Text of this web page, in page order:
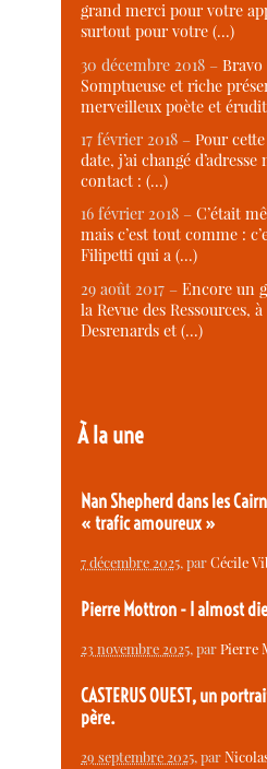
grand merci pour votre
surtout pour votre (…)
30 décembre 2018 –Bravo
Somptueuse et riche
merveilleux poète et
17 février 2018 –Pour
date, j’ai changé d’adresse
contact : (…)
16 février 2018 –C’était
mais c’est tout comme :
Filipetti qui a (…)
29 août 2017 –Encore un
la Revue des Ressources,
Desrenards et (…)
À la une
Nan Shepherd dans les
« trafic amoureux »
7 décembre 2025, parCécile
Pierre Mottron - I almost
23 novembre 2025, parPierre
CASTERUS OUEST, un
père.
29 septembre 2025, par